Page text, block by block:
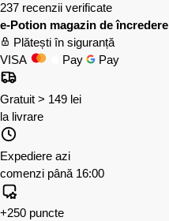
237 recenzii verificate
e-Potion magazin de încredere
Plătești în siguranță
VISA
Pay Pay
Gratuit > 149 lei
la livrare
Expediere azi
comenzi până 16:00
+250 puncte